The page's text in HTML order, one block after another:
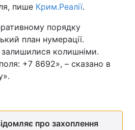
Війна
Політика
пише Крим.Реалії.
порядку
план нумерації.
залишилися колишніми.
+7 8692», – сказано в
про захоплення